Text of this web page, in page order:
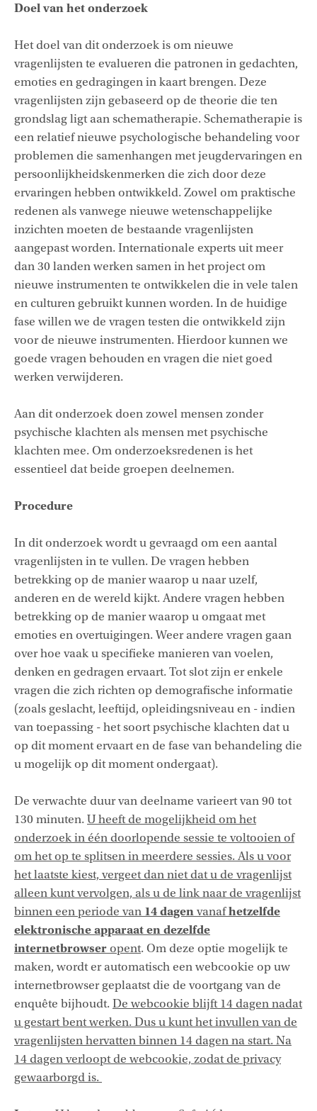
Doel van het onderzoek
Het doel van dit onderzoek is om nieuwe
vragenlijsten te evalueren die patronen in gedachten,
emoties en gedragingen in kaart brengen. Deze
vragenlijsten zijn gebaseerd op de theorie die ten
grondslag ligt aan schematherapie. Schematherapie is
een relatief nieuwe psychologische behandeling voor
problemen die samenhangen met jeugdervaringen en
persoonlijkheidskenmerken die zich door deze
ervaringen hebben ontwikkeld. Zowel om praktische
redenen als vanwege nieuwe wetenschappelijke
inzichten moeten de bestaande vragenlijsten
aangepast worden. Internationale experts uit meer
dan 30 landen werken samen in het project om
nieuwe instrumenten te ontwikkelen die in vele talen
en culturen gebruikt kunnen worden. In de huidige
fase willen we de vragen testen die ontwikkeld zijn
voor de nieuwe instrumenten. Hierdoor kunnen we
goede vragen behouden en vragen die niet goed
werken verwijderen.
Aan dit onderzoek doen zowel mensen zonder
psychische klachten als mensen met psychische
klachten mee. Om onderzoeksredenen is het
essentieel dat beide groepen deelnemen.
Procedure
In dit onderzoek wordt u gevraagd om een aantal
vragenlijsten in te vullen. De vragen hebben
betrekking op de manier waarop u naar uzelf,
anderen en de wereld kijkt. Andere vragen hebben
betrekking op de manier waarop u omgaat met
emoties en overtuigingen. Weer andere vragen gaan
over hoe vaak u specifieke manieren van voelen,
denken en gedragen ervaart. Tot slot zijn er enkele
vragen die zich richten op demografische informatie
(zoals geslacht, leeftijd, opleidingsniveau en - indien
van toepassing - het soort psychische klachten dat u
op dit moment ervaart en de fase van behandeling die
u mogelijk op dit moment ondergaat).
De verwachte duur van deelname varieert van 90 tot
130 minuten. U heeft de mogelijkheid om het
onderzoek in één doorlopende sessie te voltooien of
om het op te splitsen in meerdere sessies. Als u voor
het laatste kiest, vergeet dan niet dat u de vragenlijst
alleen kunt vervolgen, als u de link naar de vragenlijst
binnen een periode van 14 dagen vanafhetzelfde
elektronische apparaat en dezelfde
internetbrowser opent. Om deze optie mogelijk te
maken, wordt er automatisch een webcookie op uw
internetbrowser geplaatst die de voortgang van de
enquête bijhoudt. De webcookie blijft 14 dagen nadat
u gestart bent werken. Dus u kunt het invullen van de
vragenlijsten hervatten binnen 14 dagen na start. Na
14 dagen verloopt de webcookie, zodat de privacy
gewaarborgd is.